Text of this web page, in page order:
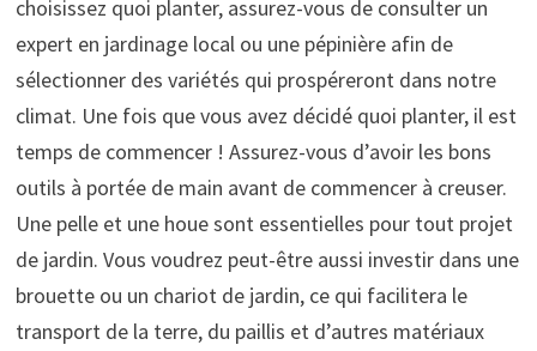
choisissez quoi planter, assurez-vous de consulter un
expert en jardinage local ou une pépinière afin de
sélectionner des variétés qui prospéreront dans notre
climat. Une fois que vous avez décidé quoi planter, il est
temps de commencer ! Assurez-vous d’avoir les bons
outils à portée de main avant de commencer à creuser.
Une pelle et une houe sont essentielles pour tout projet
de jardin. Vous voudrez peut-être aussi investir dans une
brouette ou un chariot de jardin, ce qui facilitera le
transport de la terre, du paillis et d’autres matériaux